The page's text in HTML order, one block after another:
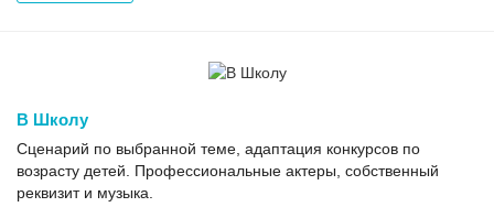
В Школу
Сценарий по выбранной теме, адаптация конкурсов по
возрасту детей. Профессиональные актеры, собственный
реквизит и музыка.